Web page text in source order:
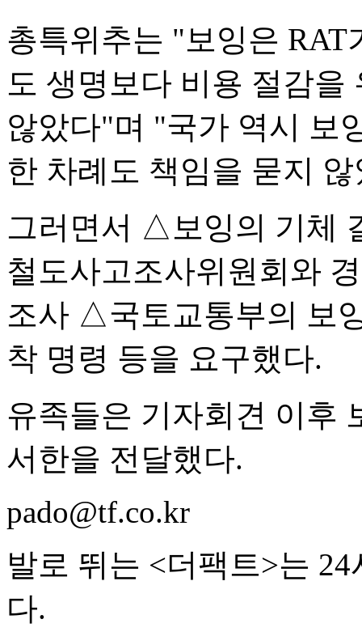
총특위추는 "보잉은
도 생명보다 비용 절감을
않았다"며 "국가 역시 보
한 차례도 책임을 묻지
그러면서 △보잉의 기체
철도사고조사위원회와
조사 △국토교통부의 보
착 명령 등을 요구했다.
유족들은 기자회견 이후
서한을 전달했다.
pado@tf.co.kr
발로 뛰는 <더팩트>는
다.